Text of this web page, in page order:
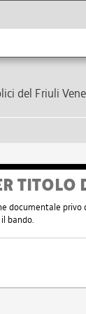
del Friuli
TITOLO
documentale privo
bando.